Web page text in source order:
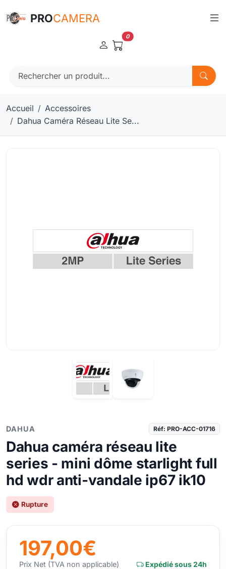
PROCAMERA
0
Accueil
Accessoires
Dahua Caméra Réseau Lite Se...
DAHUA Réf: PRO-ACC-01716
Dahua caméra réseau lite
series - mini dôme starlight full
hd wdr anti-vandale ip67 ik10
Rupture
197,00€
Prix Net (TVA non applicable) Expédié sous 24h